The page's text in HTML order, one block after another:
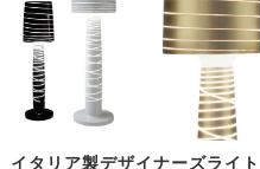
イタリア製デザイナーズライト